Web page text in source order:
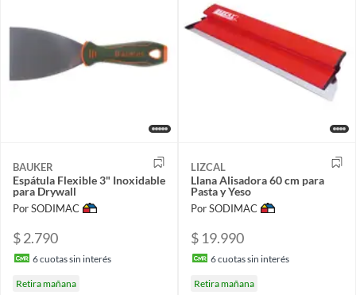
BAUKER
Espátula Flexible 3" Inoxidable
para Drywall
Por SODIMAC
$ 2.790
6cuotas sin interés
Retira mañana
LIZCAL
Llana Alisadora 60 cm para
Pasta y Yeso
Por SODIMAC
$ 19.990
6cuotas sin interés
Retira mañana